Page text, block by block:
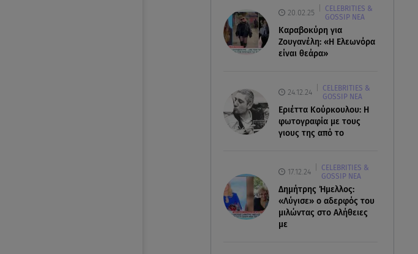
20.02.25
CELEBRITIES &
GOSSIP ΝΕΑ
Καραβοκύρη για
Ζουγανέλη: «Η Ελεωνόρα
είναι θεάρα»
24.12.24
CELEBRITIES &
GOSSIP ΝΕΑ
Εριέττα Κούρκουλου: Η
φωτογραφία με τους
γιους της από το
17.12.24
CELEBRITIES &
GOSSIP ΝΕΑ
Δημήτρης Ήμελλος:
«Λύγισε» ο αδερφός του
μιλώντας στο Αλήθειες
με